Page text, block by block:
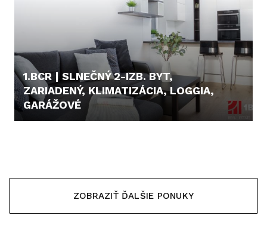
1.BCR | SLNEČNÝ 2-IZB. BYT,
ZARIADENÝ, KLIMATIZÁCIA, LOGGIA,
GARÁŽOVÉ
ZOBRAZIŤ ĎALŠIE PONUKY